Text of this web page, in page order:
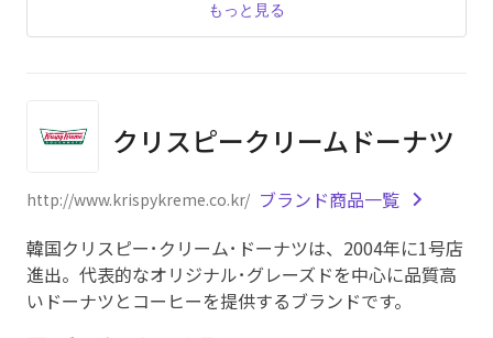
もっと見る
クリスピークリームドーナツ
http://www.krispykreme.co.kr/ ブランド商品一覧
韓国クリスピー･クリーム･ドーナツは、2004年に1号店
進出。代表的なオリジナル･グレーズドを中心に品質高
いドーナツとコーヒーを提供するブランドです。